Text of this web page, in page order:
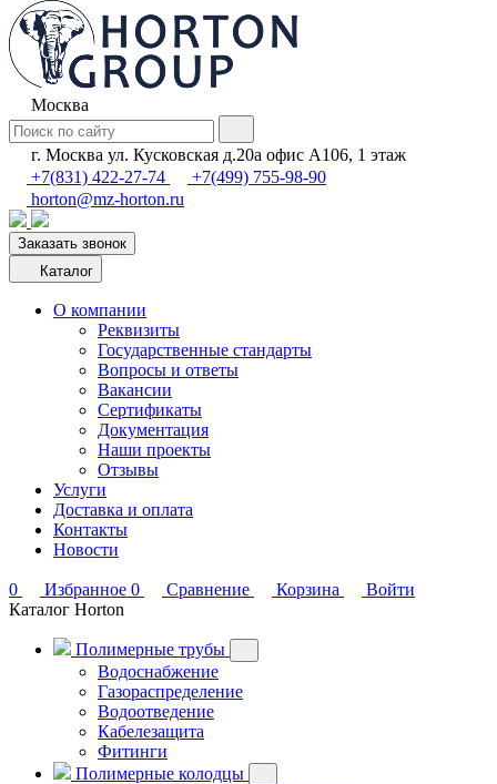
Москва
г. Москва ул. Кусковская д.20а офис А106, 1 этаж
+7(831) 422-27-74
+7(499) 755-98-90
horton@mz-horton.ru
Заказать звонок
Каталог
О компании
Реквизиты
Государственные стандарты
Вопросы и ответы
Вакансии
Сертификаты
Документация
Наши проекты
Отзывы
Услуги
Доставка и оплата
Контакты
Новости
0 Избранное 0 Сравнение Корзина
Войти
Каталог Horton
Полимерные трубы
Водоснабжение
Газораспределение
Водоотведение
Кабелезащита
Фитинги
Полимерные колодцы